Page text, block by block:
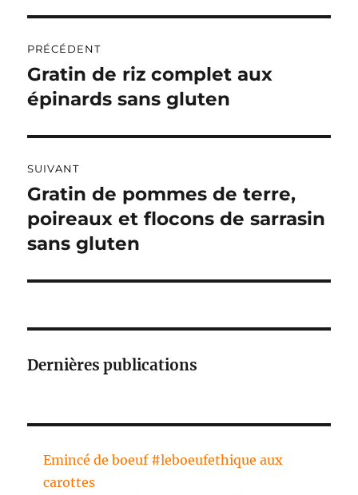
R
A
T
:
de
l’article
PRÉCÉDENT
Publication
précédente :
Gratin de riz complet aux
épinards sans gluten
SUIVANT
Publication
suivante :
Gratin de pommes de terre,
poireaux et flocons de sarrasin
sans gluten
Dernières publications
Emincé de boeuf #leboeufethique aux
carottes